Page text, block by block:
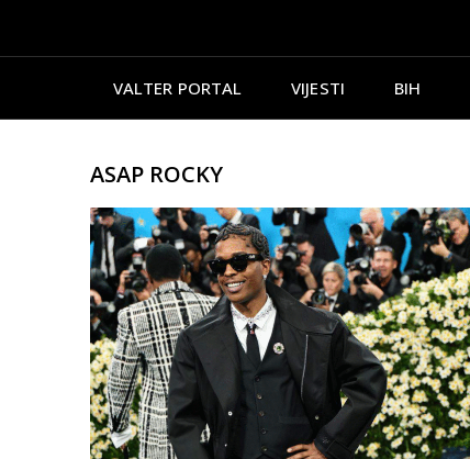
VALTER PORTAL VIJESTI BIH
ASAP ROCKY